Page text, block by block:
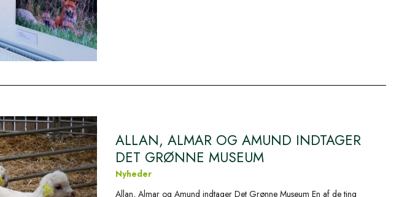
ALLAN, ALMAR OG AMUND INDTAGER
DET GRØNNE MUSEUM
Nyheder
Allan, Almar og Amund indtager Det Grønne Museum En af de ting